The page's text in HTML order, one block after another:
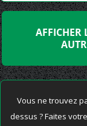
AFFICHER
Vous ne trouvez
dessus ? Faites